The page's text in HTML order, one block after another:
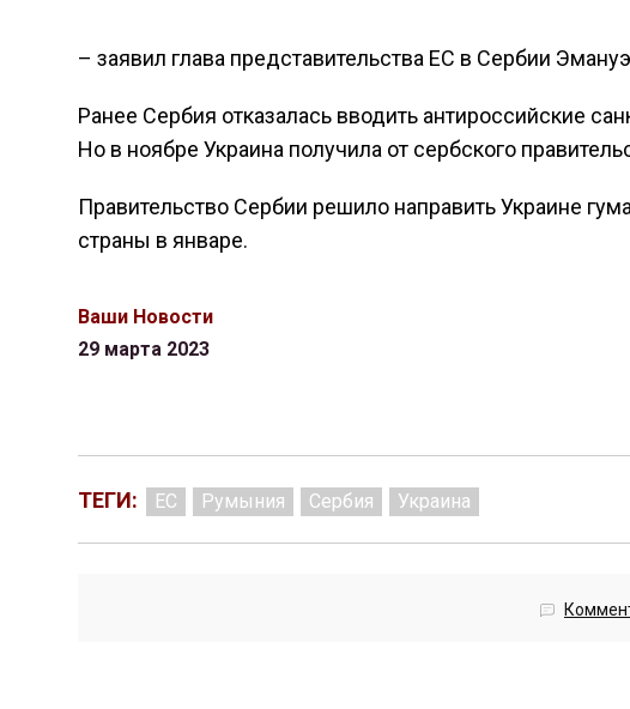
– заявил глава представительства ЕС в Сербии
Ранее Сербия отказалась вводить антироссийские
Но в ноябре Украина получила от сербского
Правительство Сербии решило направить Украине
страны в январе.
Ваши Новости
29 марта 2023
ТЕГИ: ЕС Румыния Сербия Украина